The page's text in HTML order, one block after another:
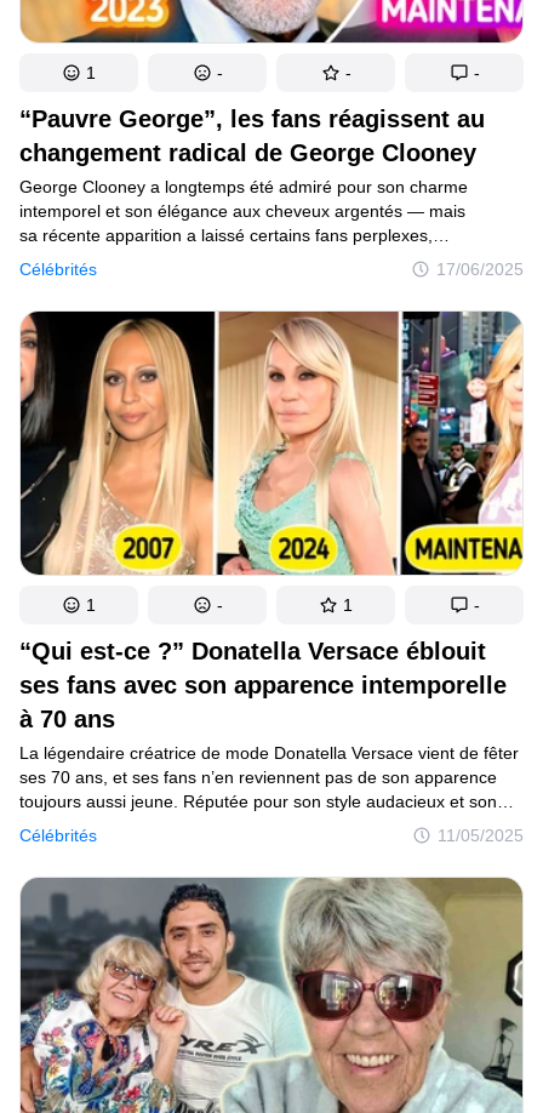
“Pauvre George”, les fans réagissent au
changement radical de George Clooney
Célébrités 17/06/2025
George Clooney a longtemps été admiré pour son charme
intemporel et son élégance aux cheveux argentés — mais
sa récente apparition a laissé certains fans perplexes,
se demandant si l’icône hollywoodienne va bien.
1 - - -
“Qui est-ce ?” Donatella Versace éblouit
ses fans avec son apparence intemporelle
à 70 ans
Célébrités 11/05/2025
La légendaire créatrice de mode Donatella Versace vient de fêter
ses 70 ans, et ses fans n’en reviennent pas de son apparence
toujours aussi jeune. Réputée pour son style audacieux et son
influence durable dans la haute couture, Donatella a célébré cet
anniversaire marquant dans le plus pur esprit Versace, suscitant
une vive réaction sur internet.
1 - 1 -